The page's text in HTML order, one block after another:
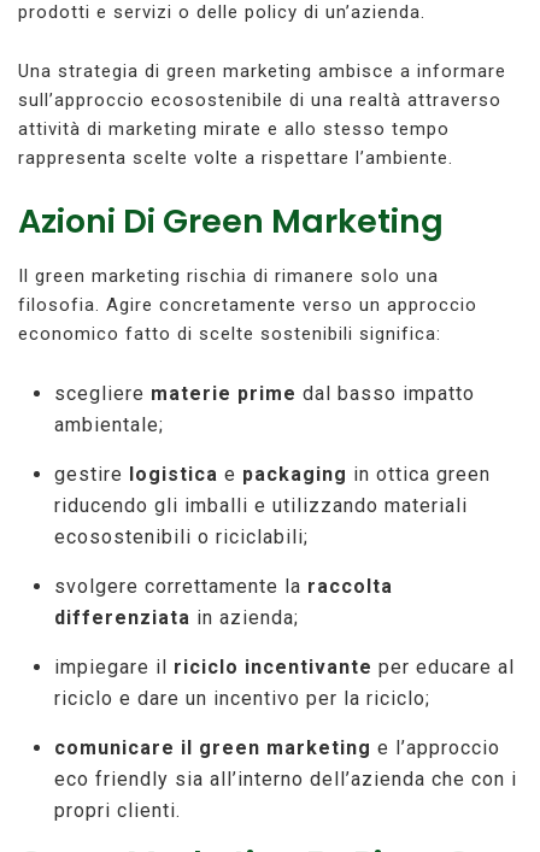
prodotti e servizi o delle policy di un’azienda.
Una strategia di green marketing ambisce a informare
sull’approccio ecosostenibile di una realtà attraverso
attività di marketing mirate e allo stesso tempo
rappresenta scelte volte a rispettare l’ambiente.
Azioni Di Green Marketing
Il green marketing rischia di rimanere solo una
filosofia. Agire concretamente verso un approccio
economico fatto di scelte sostenibili significa:
scegliere materie prime dal basso impatto
ambientale;
gestire logistica e packaging in ottica green
riducendo gli imballi e utilizzando materiali
ecosostenibili o riciclabili;
svolgere correttamente la raccolta
differenziata in azienda;
impiegare il riciclo incentivante per educare al
riciclo e dare un incentivo per la riciclo;
comunicare il green marketing e l’approccio
eco friendly sia all’interno dell’azienda che con i
propri clienti.